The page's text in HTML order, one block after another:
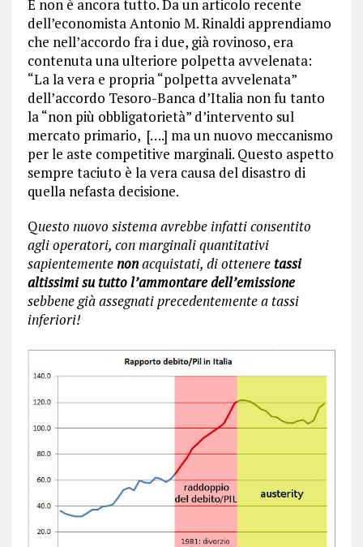
E non è ancora tutto. Da un articolo recente
dell’economista Antonio M. Rinaldi apprendiamo
che nell’accordo fra i due, già rovinoso, era
contenuta una ulteriore polpetta avvelenata:
“La la vera e propria “polpetta avvelenata”
dell’accordo Tesoro-Banca d’Italia non fu tanto
la “non più obbligatorietà” d’intervento sul
mercato primario, [….] ma un nuovo meccanismo
per le aste competitive marginali. Questo aspetto
sempre taciuto è la vera causa del disastro di
quella nefasta decisione.
Questo nuovo sistema avrebbe infatti consentito
agli operatori, con marginali quantitativi
sapientementenonacquistati, di ottenere tassi
altissimi su tutto l’ammontare dell’emissione
sebbene già assegnati precedentemente a tassi
inferiori!